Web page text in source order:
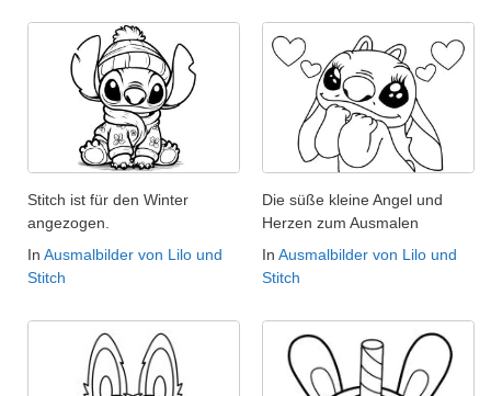
Stitch ist für den Winter
angezogen.
In Ausmalbilder von Lilo und
Stitch
Die süße kleine Angel und
Herzen zum Ausmalen
In Ausmalbilder von Lilo und
Stitch